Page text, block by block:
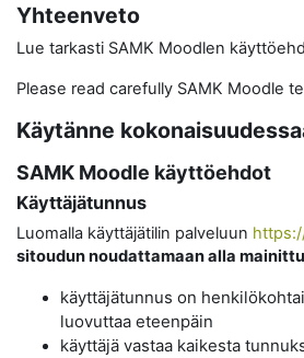
Yhteenveto
Lue tarkasti SAMK Moodlen
Please read carefully SAMK Moodle
Käytänne
SAMK Moodle käyttöehdot
Käyttäjätunnus
Luomalla käyttäjätilin palveluun
sitoudun noudattamaan alla
käyttäjätunnus on
luovuttaa eteenpäin
käyttäjä vastaa kaikesta